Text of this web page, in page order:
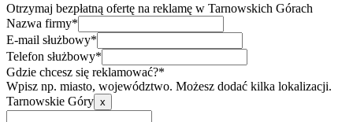
Otrzymaj bezpłatną ofertę na reklamę w Tarnowskich Górach
Nazwa firmy*
E-mail służbowy*
Telefon służbowy*
Gdzie chcesz się reklamować?*
Wpisz np. miasto, województwo. Możesz dodać kilka lokalizacji.
Tarnowskie Góry x